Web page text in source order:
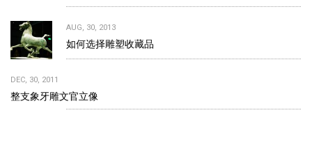
AUG, 30, 2013
如何选择雕塑收藏品
DEC, 30, 2011
整支象牙雕文官立像